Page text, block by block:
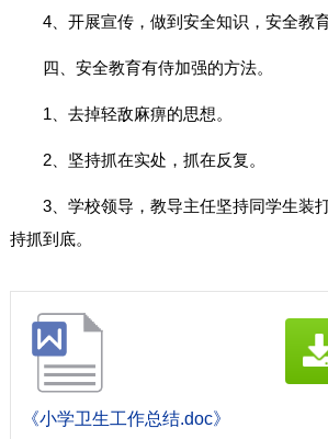
4、开展宣传，做到安全知识，安全教
四、安全教育有侍加强的方法。
1、去掉轻敌麻痹的思想。
2、坚持抓在实处，抓在反复。
3、学校领导，教导主任坚持同学生装
持抓到底。
《小学卫生工作总结.doc》